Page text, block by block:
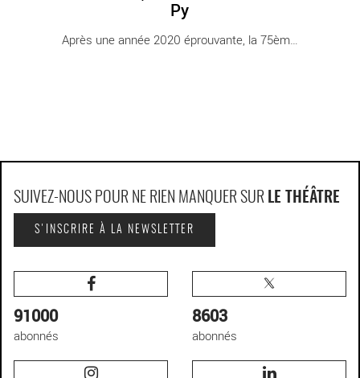
Py
Après une année 2020 éprouvante, la 75ème [...]
SUIVEZ-NOUS POUR NE RIEN MANQUER SUR LE THÉÂTRE
S'INSCRIRE À LA NEWSLETTER
91000
abonnés
8603
abonnés